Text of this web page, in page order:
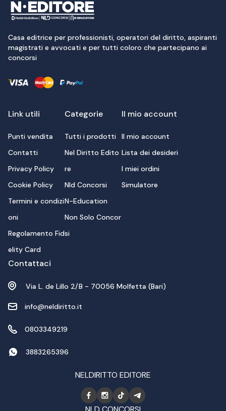
Casa editrice per professionisti, operatori del diritto, aspiranti
magistrati e avvocati e per tutti coloro che partecipano ai
concorsi
Link utili
Punti vendita
Contatti
Privacy Policy
Cookie Policy
Termini e condizi
oni
Regolamento Fid
elity Card
Categorie
Tutti i prodotti
Nel Diritto Edito
re
Nld Concorsi
N-Education
Non Solo Concor
si
Il mio account
Il mio account
Lista dei desideri
I miei ordini
Simulatore
Contattaci
Via L. de Lillo 2/B - 70056 Molfetta (Bari)
info@neldiritto.it
0803349219
3883265396
NELDIRITTO EDITORE